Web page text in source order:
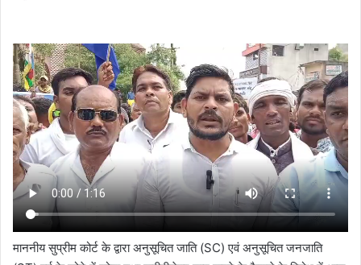
माननीय सुप्रीम कोर्ट के द्वारा अनुसूचित जाति (SC) एवं अनुसूचित जनजाति